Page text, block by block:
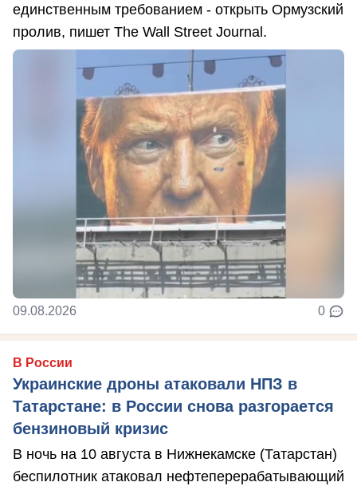
единственным требованием - открыть Ормузский
пролив, пишет The Wall Street Journal.
09.08.2026 0
В России
Украинские дроны атаковали НПЗ в
Татарстане: в России снова разгорается
бензиновый кризис
В ночь на 10 августа в Нижнекамске (Татарстан)
беспилотник атаковал нефтеперерабатывающий